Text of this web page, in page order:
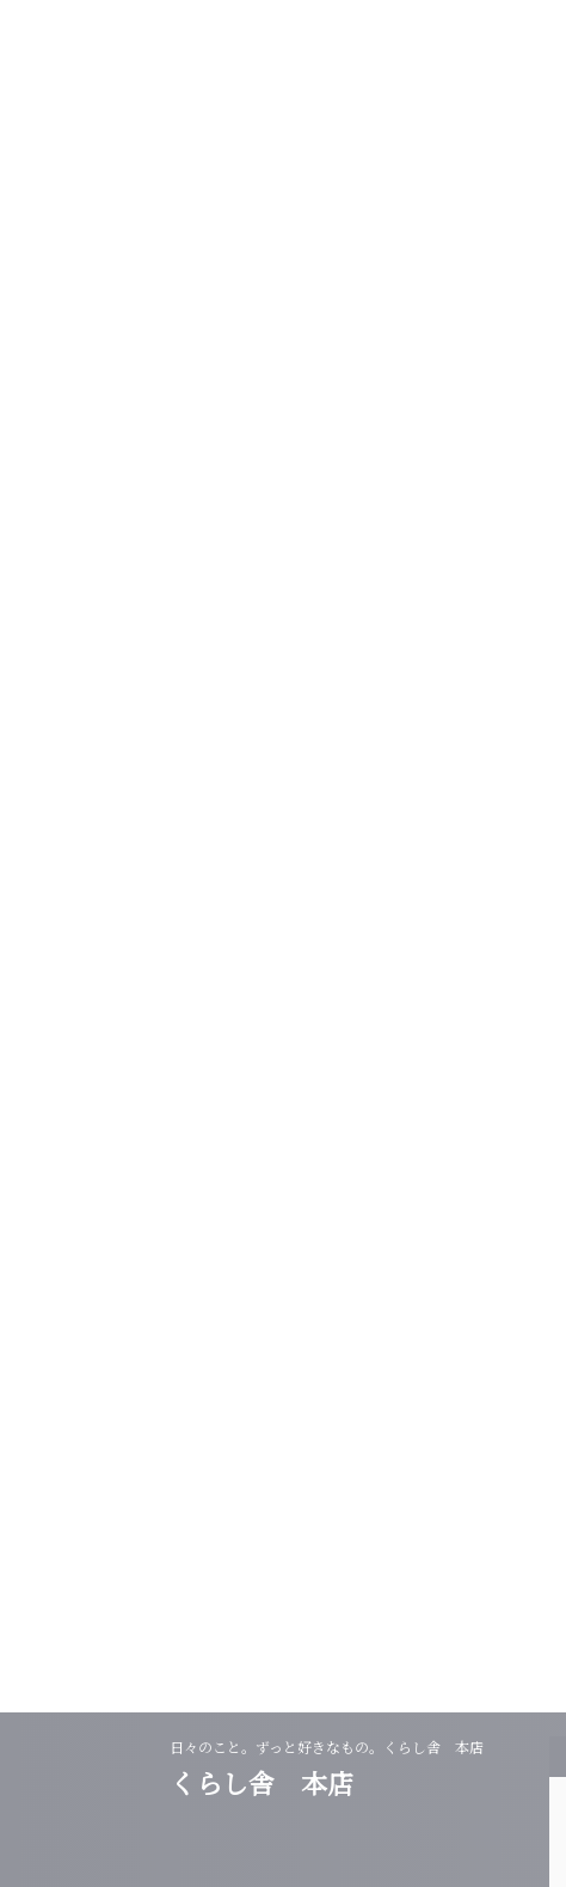
日々のこと。ずっと好きなもの。くらし舎 本店
くらし舎 本店